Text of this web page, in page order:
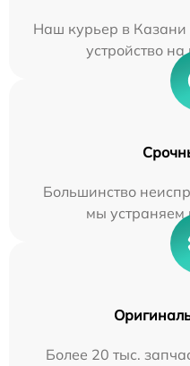
Наш курьер в Казани
устройство
Большинство
мы устраняем
Более 20 тыс.